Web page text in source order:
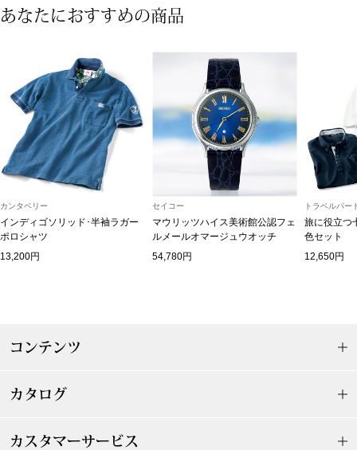
ショート･クロ
ルーム･アン
ルームウェア
アンダーウェア
トートバッグ
ハンドバッグ
あなたにおすすめの商品
カンタベリー
インディゴソリッド･半袖ラガー
ポロシャツ
13,200円
セイコー
マウリッツハイス美術館公認フェ
ルメールオマージュウオッチ
54,780円
トラベルパー
旅に役立つ
色セット
12,650円
コンテンツ
カタログ
カスタマーサービス